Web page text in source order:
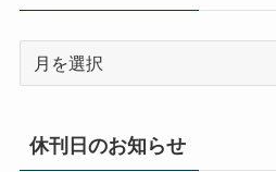
イ
ブ
休刊日のお知らせ